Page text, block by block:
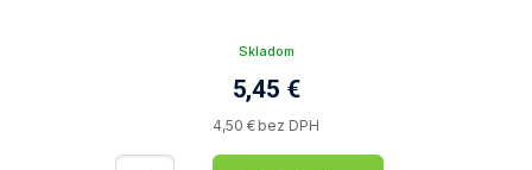
Skladom
5,45 €
4,50 € bez DPH